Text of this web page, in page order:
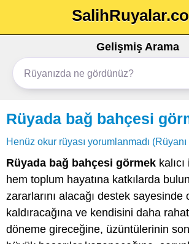
Gelişmiş Arama
Rüyada bağ bahçesi
Henüz okur rüyası yorumlanmadı
Rüyada bağ bahçesi görmek
hem toplum hayatına katkılarda
zararlarını alacağı destek sayesinde
kaldıracağına ve kendisini daha
döneme gireceğine, üzüntülerinin